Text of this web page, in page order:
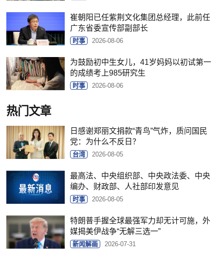
崔朝阳已任紫荆文化集团总经理，此前任
广东省委宣传部副部长
时事 2026-08-06
为鼓励初中生女儿，41岁妈妈以初试第一
的成绩考上985研究生
时事 2026-08-06
热门文章
日感谢郑丽文捐款“青鸟”气炸，质问国民
党：为什么不反日？
台湾 2026-08-05
最高法、中央组织部、中央政法委、中央
编办、财政部、人社部印发意见
时事 2026-08-05
特朗普手握全球最强军力却无计可施，外
媒揭美伊战争“无解三选一”
新闻解画 2026-07-31